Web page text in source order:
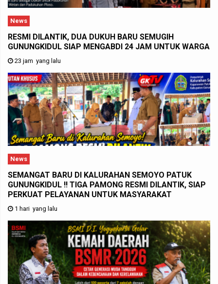
News
RESMI DILANTIK, DUA DUKUH BARU SEMUGIH
GUNUNGKIDUL SIAP MENGABDI 24 JAM UNTUK WARGA
23 jam yang lalu
News
SEMANGAT BARU DI KALURAHAN SEMOYO PATUK
GUNUNGKIDUL !! TIGA PAMONG RESMI DILANTIK, SIAP
PERKUAT PELAYANAN UNTUK MASYARAKAT
1 hari yang lalu